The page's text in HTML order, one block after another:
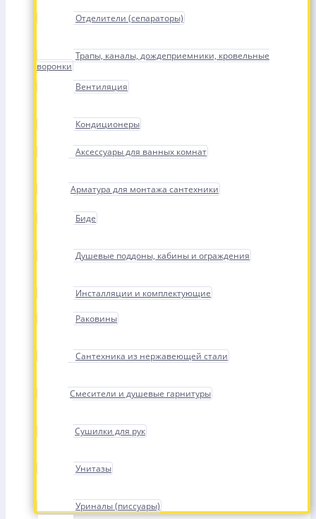
Отделители (сепараторы)
Трапы, каналы, дождеприемники, кровельные
воронки
Вентиляция
Кондиционеры
Аксессуары для ванных комнат
Арматура для монтажа сантехники
Биде
Душевые поддоны, кабины и ограждения
Инсталляции и комплектующие
Раковины
Сантехника из нержавеющей стали
Смесители и душевые гарнитуры
Сушилки для рук
Унитазы
Уриналы (писсуары)